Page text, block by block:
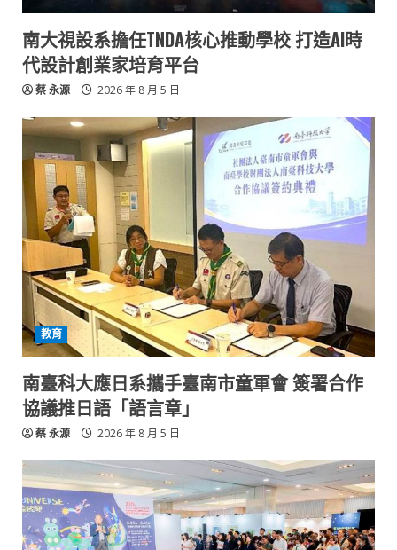
南大視設系擔任TNDA核心推動學校 打造AI時
代設計創業家培育平台
蔡 永源 2026 年 8 月 5 日
教育
南臺科大應日系攜手臺南市童軍會 簽署合作
協議推日語「語言章」
蔡 永源 2026 年 8 月 5 日